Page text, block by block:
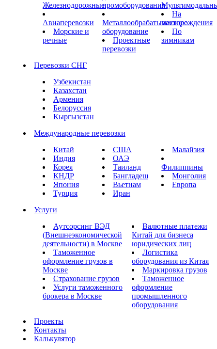
Железнодорожные
Авиаперевозки
Морские и
речные
промоборудования
Металлообрабатывающее
оборудование
Проектные
перевозки
На
месторождения
По
зимникам
Перевозки СНГ
Узбекистан
Казахстан
Армения
Белоруссия
Кыргызстан
Международные перевозки
Китай
Индия
Корея
КНДР
Япония
Турция
США
ОАЭ
Таиланд
Бангладеш
Вьетнам
Иран
Малайзия
Филиппины
Монголия
Европа
Услуги
Аутсорсинг ВЭД
(Внешнеэкономической
деятельности) в Москве
Таможенное
оформление грузов в
Москве
Страхование грузов
Услуги таможенного
брокера в Москве
Валютные платежи
Китай для бизнеса
юридических лиц
Логистика
оборудования из Китая
Маркировка грузов
Таможенное
оформление
промышленного
оборудования
Проекты
Контакты
Калькулятор